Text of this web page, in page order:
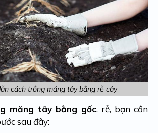
cách trồng măng tây bằng rễ cây
măng tây bằng gốc, rễ, bạn cần
sau đây: